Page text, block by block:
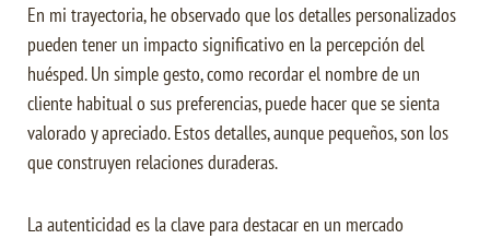
En mi trayectoria, he observado que los detalles personalizados
pueden tener un impacto significativo en la percepción del
huésped. Un simple gesto, como recordar el nombre de un
cliente habitual o sus preferencias, puede hacer que se sienta
valorado y apreciado. Estos detalles, aunque pequeños, son los
que construyen relaciones duraderas.
La autenticidad es la clave para destacar en un mercado